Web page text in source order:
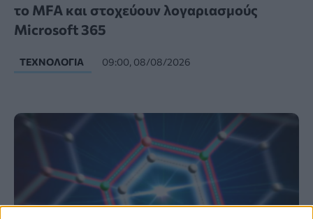
το MFA και στοχεύουν λογαριασμούς
Microsoft 365
ΤΕΧΝΟΛΟΓΊΑ 09:00, 08/08/2026